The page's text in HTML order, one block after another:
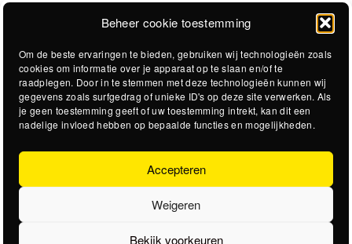
Beheer cookie toestemming
Om de beste ervaringen te bieden, gebruiken wij technologieën zoals
cookies om informatie over je apparaat op te slaan en/of te
raadplegen. Door in te stemmen met deze technologieën kunnen wij
gegevens zoals surfgedrag of unieke ID's op deze site verwerken. Als
je geen toestemming geeft of uw toestemming intrekt, kan dit een
nadelige invloed hebben op bepaalde functies en mogelijkheden.
Accepteren
Weigeren
Bekijk voorkeuren